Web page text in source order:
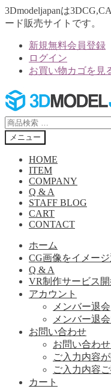
3Dmodeljapanは
ード販売サイトです。
新規無料会員登録
ログイン
お買い物カゴを見
ナ
ビ
ゲ
ー
シ
コ
ン
テ
ン
ツ
検
索
対
メニュー
HOME
ITEM
COMPANY
Q & A
STAFF BLOG
CART
CONTACT
ホーム
CG画像をイメー
Q & A
VR制作サービス
アカウント
メンバー退会
メンバー退
お問い合わせ
お問い合わ
ご入力内容
ご入力内容
カート